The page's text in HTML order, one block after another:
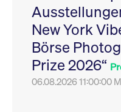
New York
Börse
Prize 2026“
06.08.2026 11:00:00
VISITOR_PRIVACY_METADATA